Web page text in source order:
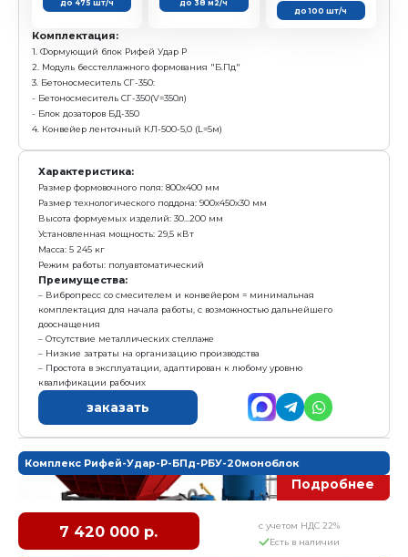
3 896 000 р.
пустотелый
390х190х188 мм
до 475 шт/ч
до 38 м2/ч
Комплектация:
1. Формующий блок Рифей Удар Р
2. Стеллажный модуль подачи поддонов
3. Бетоносмеситель СГ-350:
- Бетоносмеситель СГ-350(V=350л)
- Блок дозаторов БД-350
4. Конвейер ленточный КЛ-500-5,0 (L=5м)
Характеристика:
Размер формовочного поля: 800х400 мм
Размер технологического поддона: 900х450х30 мм
Высота формуемых изделий: 30...200 мм
Установленная мощность: 29,5 кВт